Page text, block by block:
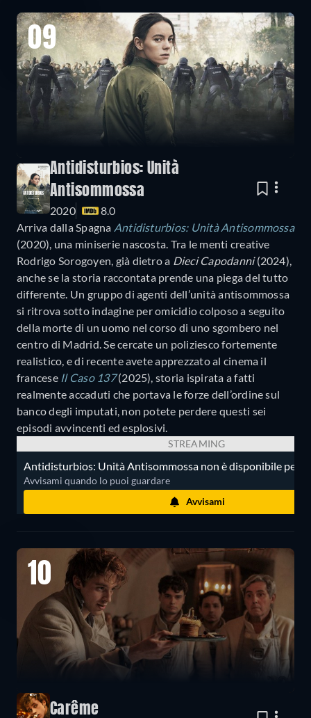
09
Antidisturbios: Unità
Antisommossa
2020
8.0
Arriva dalla Spagna Antidisturbios: Unità Antisommossa
(2020), una miniserie nascosta. Tra le menti creative
Rodrigo Sorogoyen, già dietro a Dieci Capodanni(2024),
anche se la storia raccontata prende una piega del tutto
differente. Un gruppo di agenti dell’unità antisommossa
si ritrova sotto indagine per omicidio colposo a seguito
della morte di un uomo nel corso di uno sgombero nel
centro di Madrid. Se cercate un poliziesco fortemente
realistico, e di recente avete apprezzato al cinema il
francese Il Caso 137(2025), storia ispirata a fatti
realmente accaduti che portava le forze dell’ordine sul
banco degli imputati, non potete perdere questi sei
episodi avvincenti ed esplosivi.
STREAMING
Antidisturbios: Unità Antisommossa non è disponibile per
Avvisami quando lo puoi guardare
Avvisami
10
Carême